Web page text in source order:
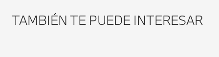
PARA INTERIOR BMW-GRIS
TAMBIÉN TE PUEDE INTERESAR